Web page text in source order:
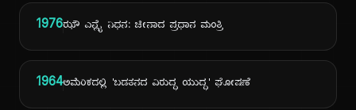
1976ಝೌ ಎನ್ಲೈ ನಿಧನ: ಚೀನಾದ ಪ್ರಧಾನ ಮಂತ್ರಿ
1964ಅಮೆರಿಕದಲ್ಲಿ 'ಬಡತನದ ವಿರುದ್ಧ ಯುದ್ಧ' ಘೋಷಣೆ